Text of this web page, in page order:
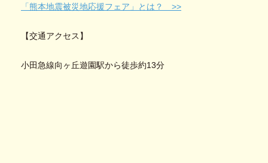
「熊本地震被災地応援フェア」とは？ >>
【交通アクセス】
小田急線向ヶ丘遊園駅から徒歩約13分